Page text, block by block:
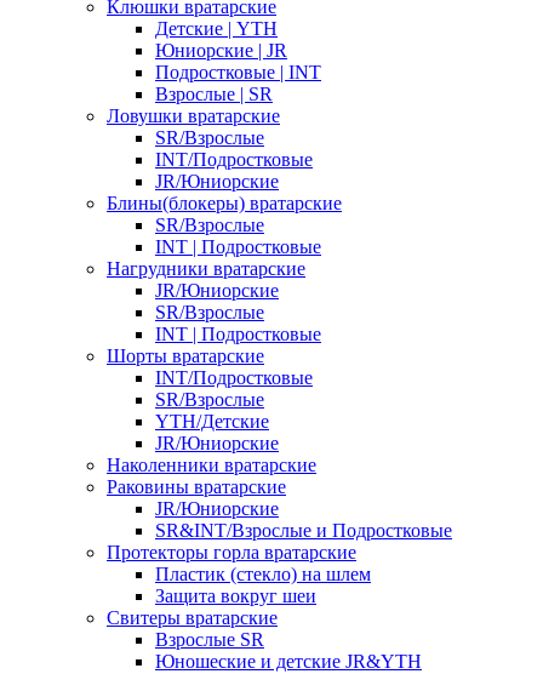
Клюшки вратарские
Детские | YTH
Юниорские | JR
Подростковые | INT
Взрослые | SR
Ловушки вратарские
SR/Взрослые
INT/Подростковые
JR/Юниорские
Блины(блокеры) вратарские
SR/Взрослые
INT | Подростковые
Нагрудники вратарские
JR/Юниорские
SR/Взрослые
INT | Подростковые
Шорты вратарские
INT/Подростковые
SR/Взрослые
YTH/Детские
JR/Юниорские
Наколенники вратарские
Раковины вратарские
JR/Юниорские
SR&INT/Взрослые и Подростковые
Протекторы горла вратарские
Пластик (стекло) на шлем
Защита вокруг шеи
Свитеры вратарские
Взрослые SR
Юношеские и детские JR&YTH